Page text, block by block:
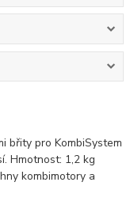
břity pro KombiSystem
Hmotnost: 1,2 kg
kombimotory a